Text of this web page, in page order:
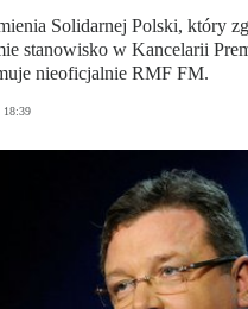
Solidarnej Polski, który
stanowisko w Kancelarii
nieoficjalnie RMF FM.
18:39